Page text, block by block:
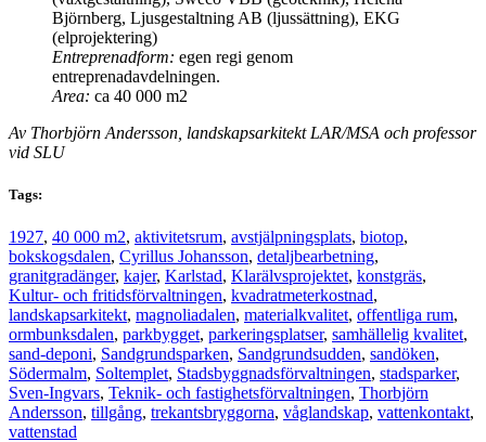
Björnberg, Ljusgestaltning AB (ljussättning), EKG
(elprojektering)
Entreprenadform: egen regi genom
entreprenadavdelningen.
Area: ca 40 000 m2
Av Thorbjörn Andersson, landskapsarkitekt LAR/MSA och professor
vid SLU
Tags:
1927, 40 000 m2, aktivitetsrum, avstjälpningsplats, biotop,
bokskogsdalen, Cyrillus Johansson, detaljbearbetning,
granitgradänger, kajer, Karlstad, Klarälvsprojektet, konstgräs,
Kultur- och fritidsförvaltningen, kvadratmeterkostnad,
landskapsarkitekt, magnoliadalen, materialkvalitet, offentliga rum,
ormbunksdalen, parkbygget, parkeringsplatser, samhällelig kvalitet,
sand-deponi, Sandgrundsparken, Sandgrundsudden, sandöken,
Södermalm, Soltemplet, Stadsbyggnadsförvaltningen, stadsparker,
Sven-Ingvars, Teknik- och fastighetsförvaltningen, Thorbjörn
Andersson, tillgång, trekantsbryggorna, våglandskap, vattenkontakt,
vattenstad